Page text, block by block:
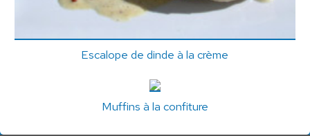
Escalope de dinde à la crème
Muffins à la confiture